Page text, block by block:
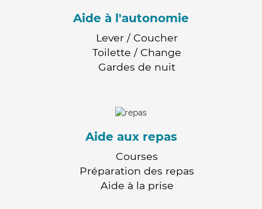
Aide à l'autonomie
Lever / Coucher
Toilette / Change
Gardes de nuit
Aide aux repas
Courses
Préparation des repas
Aide à la prise